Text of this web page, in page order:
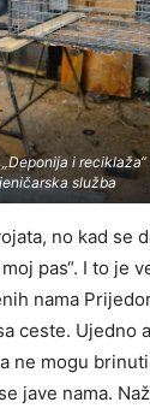
i
služba
no kad se
pas“. I to je
nama
ceste. Ujedno
ne mogu
jave nama.